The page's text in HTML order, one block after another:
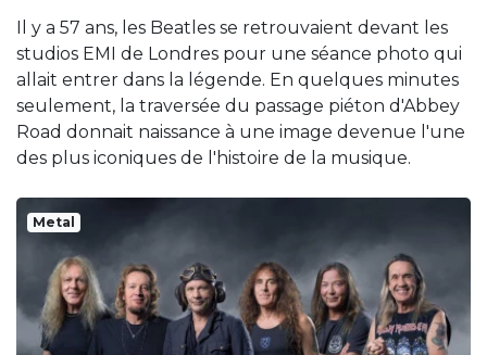
Il y a 57 ans, les Beatles se retrouvaient devant les
studios EMI de Londres pour une séance photo qui
allait entrer dans la légende. En quelques minutes
seulement, la traversée du passage piéton d'Abbey
Road donnait naissance à une image devenue l'une
des plus iconiques de l'histoire de la musique.
Metal